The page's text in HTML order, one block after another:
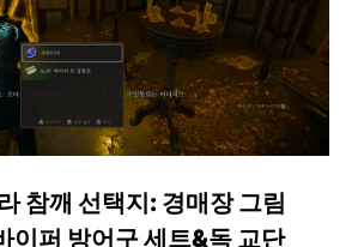
참깨 선택지: 경매장 그림
이퍼 방어구 세트&독 교단